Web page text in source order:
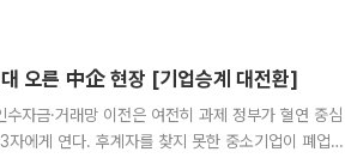
오른 中企 현장 [기업승계 대전환]
자금·거래망 이전은 여전히 과제 정부가 혈연 중심
에게 연다. 후계자를 찾지 못한 중소기업이 폐업